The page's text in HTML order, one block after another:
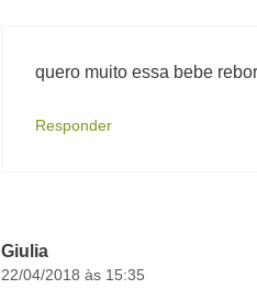
quero muito essa bebe
Responder
Giulia
22/04/2018 às 15:35